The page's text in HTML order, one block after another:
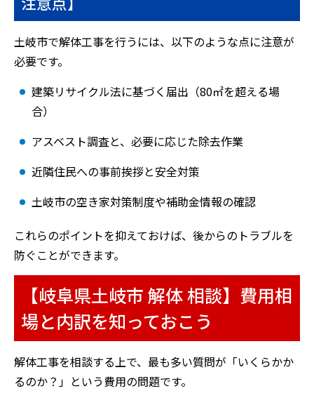
土岐市で解体工事を行うには、以下のような点に注意が
必要です。
建築リサイクル法に基づく届出（80㎡を超える場
合）
アスベスト調査と、必要に応じた除去作業
近隣住民への事前挨拶と安全対策
土岐市の空き家対策制度や補助金情報の確認
これらのポイントを抑えておけば、後からのトラブルを
防ぐことができます。
【岐阜県土岐市 解体 相談】費用相
場と内訳を知っておこう
解体工事を相談する上で、最も多い質問が「いくらかか
るのか？」という費用の問題です。